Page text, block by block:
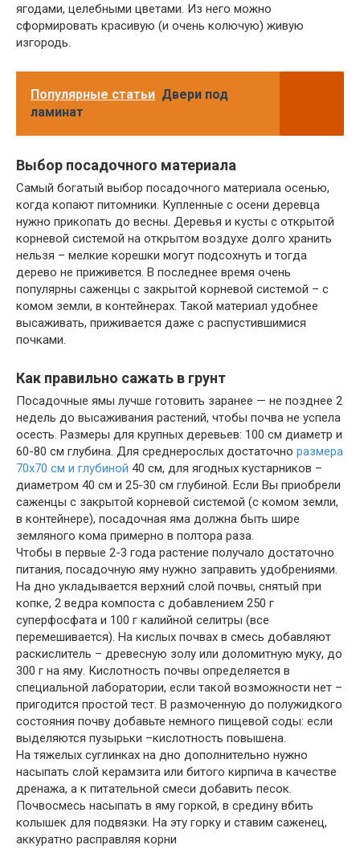
ягодами, целебными цветами. Из него можно
сформировать красивую (и очень колючую) живую
изгородь.
Популярные статьи Двери под
ламинат
Выбор посадочного материала
Самый богатый выбор посадочного материала осенью,
когда копают питомники. Купленные с осени деревца
нужно прикопать до весны. Деревья и кусты с открытой
корневой системой на открытом воздухе долго хранить
нельзя – мелкие корешки могут подсохнуть и тогда
дерево не приживется. В последнее время очень
популярны саженцы с закрытой корневой системой – с
комом земли, в контейнерах. Такой материал удобнее
высаживать, приживается даже с распустившимися
почками.
Как правильно сажать в грунт
Посадочные ямы лучше готовить заранее — не позднее 2
недель до высаживания растений, чтобы почва не успела
осесть. Размеры для крупных деревьев: 100 см диаметр и
60-80 см глубина. Для среднерослых достаточно размера
70х70 см и глубиной 40 см, для ягодных кустарников –
диаметром 40 см и 25-30 см глубиной. Если Вы приобрели
саженцы с закрытой корневой системой (с комом земли,
в контейнере), посадочная яма должна быть шире
земляного кома примерно в полтора раза.
Чтобы в первые 2-3 года растение получало достаточно
питания, посадочную яму нужно заправить удобрениями.
На дно укладывается верхний слой почвы, снятый при
копке, 2 ведра компоста с добавлением 250 г
суперфосфата и 100 г калийной селитры (все
перемешивается). На кислых почвах в смесь добавляют
раскислитель – древесную золу или доломитную муку, до
300 г на яму. Кислотность почвы определяется в
специальной лаборатории, если такой возможности нет –
пригодится простой тест. В размоченную до полужидкого
состояния почву добавьте немного пищевой соды: если
выделяются пузырьки –кислотность повышена.
На тяжелых суглинках на дно дополнительно нужно
насыпать слой керамзита или битого кирпича в качестве
дренажа, а к питательной смеси добавить песок.
Почвосмесь насыпать в яму горкой, в средину вбить
колышек для подвязки. На эту горку и ставим саженец,
аккуратно расправляя корни